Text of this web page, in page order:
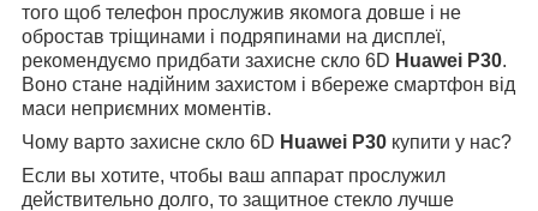
того щоб телефон прослужив якомога довше і не
обростав тріщинами і подряпинами на дисплеї,
рекомендуємо придбати захисне скло 6D Huawei P30.
Воно стане надійним захистом і вбереже смартфон від
маси неприємних моментів.
Чому варто захисне скло 6D Huawei P30 купити у нас?
Если вы хотите, чтобы ваш аппарат прослужил
действительно долго, то защитное стекло лучше